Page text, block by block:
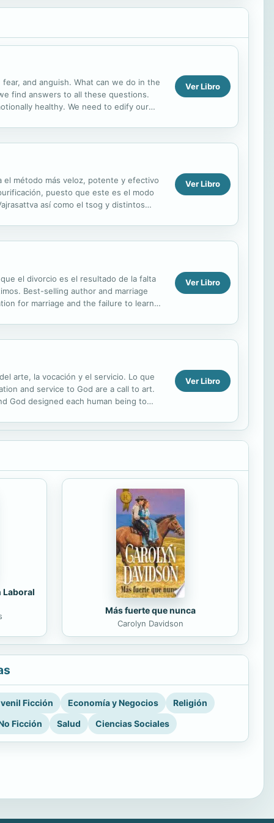
and anguish. What can we do in the
find answers to all these questions.
healthy. We need to edify our
Ver Libro
el método más veloz, potente y efectivo
puesto que este es el modo
así como el tsog y distintos
Ver Libro
el divorcio es el resultado de la falta
Best-selling author and marriage
for marriage and the failure to learn
Ver Libro
arte, la vocación y el servicio. Lo que
and service to God are a call to art.
God designed each human being to
Ver Libro
Laboral
Más fuerte que nunca
Carolyn Davidson
Ficción Economía y Negocios
Religión
Ficción
Salud Ciencias Sociales